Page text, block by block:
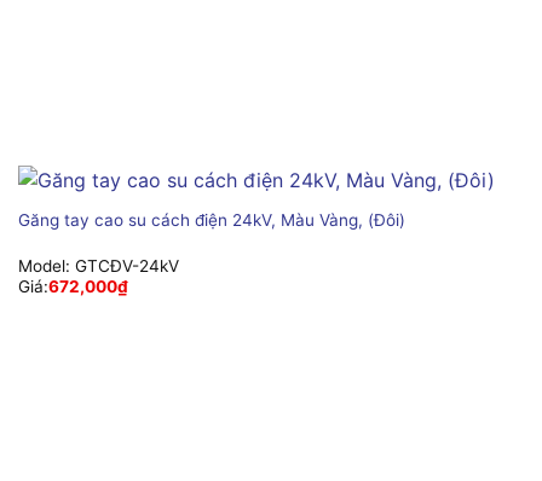
Găng tay cao su cách điện 24kV, Màu Vàng, (Đôi)
Model: GTCĐV-24kV
Giá:672,000₫